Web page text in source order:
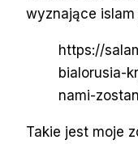
wyznające
https://
bialorusia-
nami-
Takie jest moje